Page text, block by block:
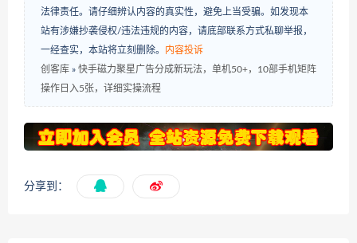
法律责任。请仔细辨认内容的真实性，避免上当受骗。如发现本
站有涉嫌抄袭侵权/违法违规的内容，请底部联系方式私聊举报，
一经查实，本站将立刻删除。 内容投诉
创客库 » 快手磁力聚星广告分成新玩法，单机50+，10部手机矩阵
操作日入5张，详细实操流程
分享到：